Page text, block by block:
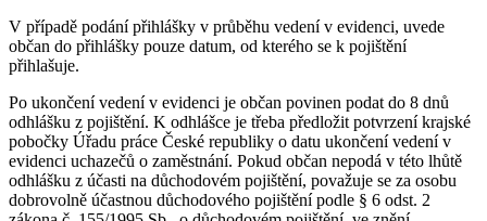
V případě podání přihlášky v průběhu vedení v evidenci, uvede
občan do přihlášky pouze datum, od kterého se k pojištění
přihlašuje.
Po ukončení vedení v evidenci je občan povinen podat do 8 dnů
odhlášku z pojištění. K odhlášce je třeba předložit potvrzení krajské
pobočky Úřadu práce České republiky o datu ukončení vedení v
evidenci uchazečů o zaměstnání. Pokud občan nepodá v této lhůtě
odhlášku z účasti na důchodovém pojištění, považuje se za osobu
dobrovolně účastnou důchodového pojištění podle § 6 odst. 2